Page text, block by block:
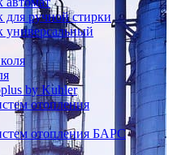
ручной стирки
by Kuhler
отопления
отопления БАРС